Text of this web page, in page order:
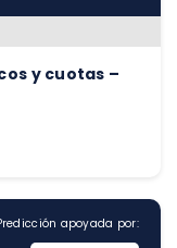
y cuotas –
apoyada por: